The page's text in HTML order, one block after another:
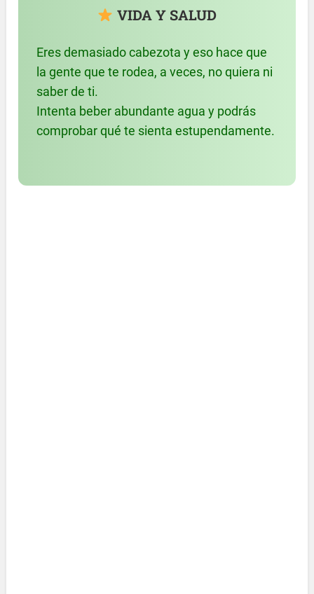
VIDA Y SALUD
Eres demasiado cabezota y eso hace que
la gente que te rodea, a veces, no quiera ni
saber de ti.
Intenta beber abundante agua y podrás
comprobar qué te sienta estupendamente.